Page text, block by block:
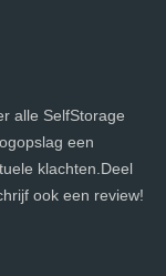
alle SelfStorage
een
klachten.Deel
ook een review!